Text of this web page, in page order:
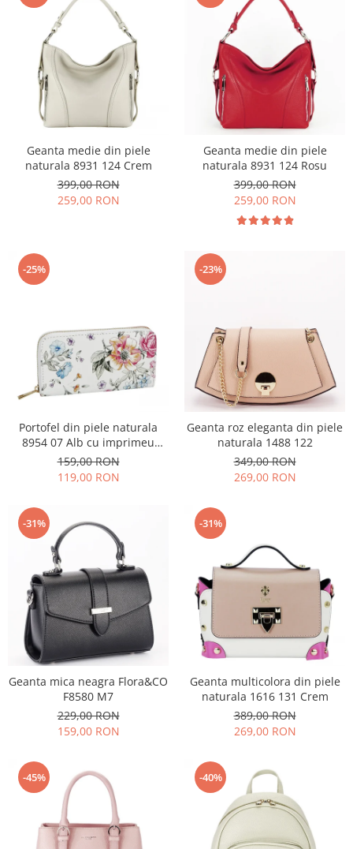
Geanta medie din piele
naturala 8931 124 Crem
399,00 RON
259,00 RON
Geanta medie din piele
naturala 8931 124 Rosu
399,00 RON
259,00 RON
-25%
Portofel din piele naturala
8954 07 Alb cu imprimeu
floral
159,00 RON
119,00 RON
-23%
Geanta roz eleganta din piele
naturala 1488 122
349,00 RON
269,00 RON
-31%
Geanta mica neagra Flora&CO
F8580 M7
229,00 RON
159,00 RON
-31%
Geanta multicolora din piele
naturala 1616 131 Crem
389,00 RON
269,00 RON
-45% -40%